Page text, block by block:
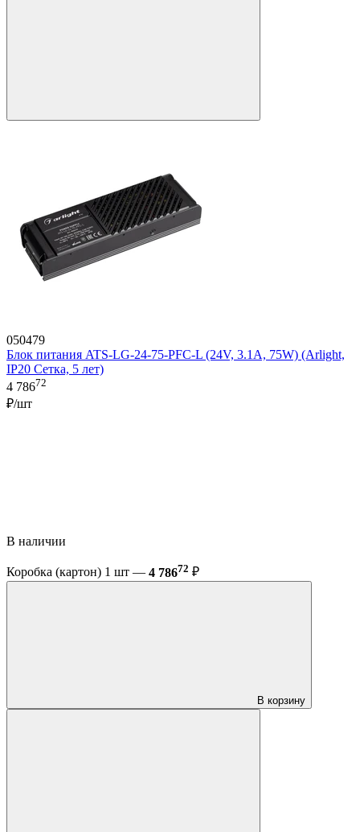
050479
Блок питания ATS-LG-24-75-PFC-L (24V, 3.1A, 75W) (Arlight,
IP20 Сетка, 5 лет)
4 78672
₽/шт
В наличии
Коробка (картон) 1 шт — 4 78672 ₽
В корзину